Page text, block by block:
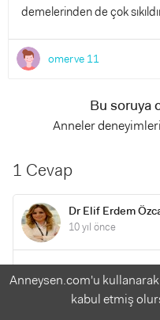
demelerinden de çok
omerve 11
Bu soruya
Anneler
1 Cevap
Dr Elif Erdem
10 yıl önce
merhaba , 2500g ın
büyüyebilmeleri
önemli, genetik ve
Anneysen.com'u
kabul etmiş